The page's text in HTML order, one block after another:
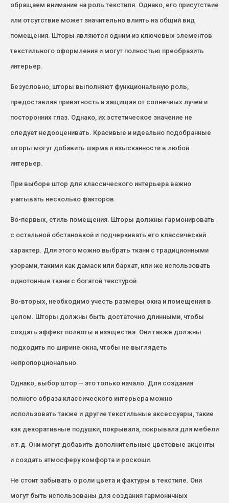
обращаем внимание на роль текстиля. Однако, его присутствие
или отсутствие может значительно влиять на общий вид
помещения. Шторы являются одним из ключевых элементов
текстильного оформления и могут полностью преобразить
интерьер.
Безусловно, шторы выполняют функциональную роль,
предоставляя приватность и защищая от солнечных лучей и
посторонних глаз. Однако, их эстетическое значение не
следует недооценивать. Красивые и идеально подобранные
шторы могут добавить шарма и изысканности в любой
интерьер.
При выборе штор для классического интерьера важно
учитывать несколько факторов.
Во-первых, стиль помещения. Шторы должны гармонировать
с остальной обстановкой и подчеркивать его классический
характер. Для этого можно выбрать ткани с традиционными
узорами, такими как дамаск или бархат, или же использовать
однотонные ткани с богатой текстурой.
Во-вторых, необходимо учесть размеры окна и помещения в
целом. Шторы должны быть достаточно длинными, чтобы
создать эффект полноты и изящества. Они также должны
подходить по ширине окна, чтобы не выглядеть
непропорционально.
Однако, выбор штор – это только начало. Для создания
полного образа классического интерьера можно
использовать также и другие текстильные аксессуары, такие
как декоративные подушки, покрывала, покрывала для мебели
и т.д. Они могут добавить дополнительные цветовые акценты
и создать атмосферу комфорта и роскоши.
Не стоит забывать о роли цвета и фактуры в текстиле. Они
могут быть использованы для создания гармоничных